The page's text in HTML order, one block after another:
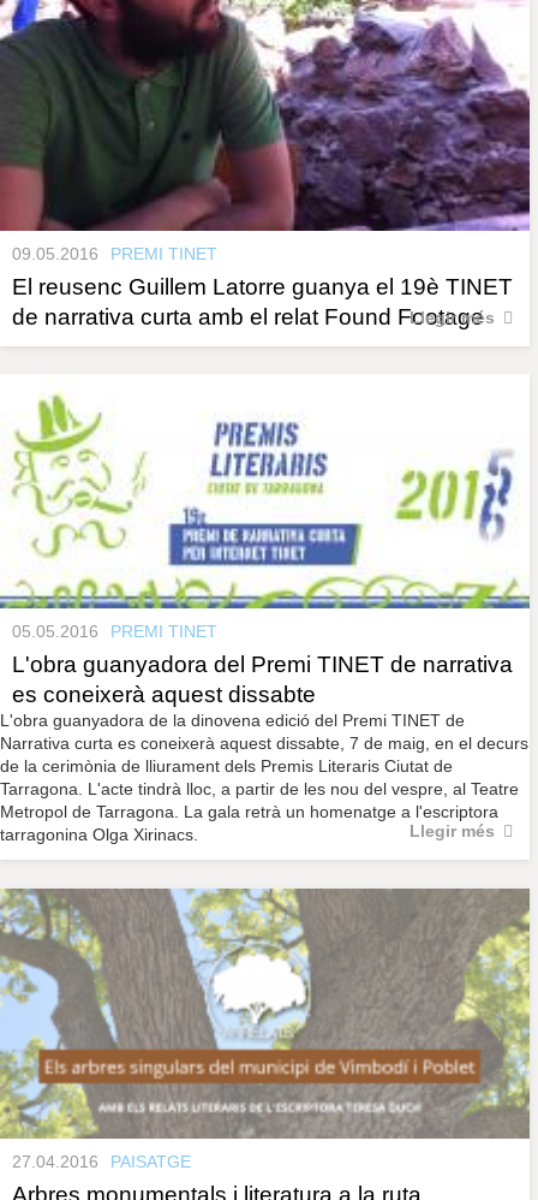
09.05.2016 PREMI TINET
El reusenc Guillem Latorre guanya el 19è TINET
de narrativa curta amb el relat Found Footage
Llegir més
05.05.2016 PREMI TINET
L'obra guanyadora del Premi TINET de narrativa
es coneixerà aquest dissabte
Llegir més
L'obra guanyadora de la dinovena edició del Premi TINET de
Narrativa curta es coneixerà aquest dissabte, 7 de maig, en el decurs
de la cerimònia de lliurament dels Premis Literaris Ciutat de
Tarragona. L'acte tindrà lloc, a partir de les nou del vespre, al Teatre
Metropol de Tarragona. La gala retrà un homenatge a l'escriptora
tarragonina Olga Xirinacs.
27.04.2016 PAISATGE
Arbres monumentals i literatura a la ruta